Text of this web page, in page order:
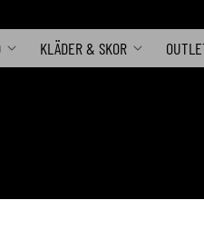
KLÄDER & SKOR